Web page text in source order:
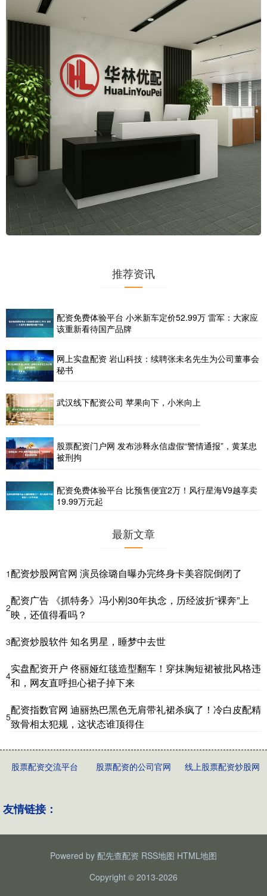
推荐资讯
配资免费体验平台 小米新车定价52.99万 雷军：大家应
该重新看待国产品牌
网上实盘配资 岩山科技：续聘张未名先生为公司董事会
秘书
武汉线下配资公司 苹果向下，小米向上
股票配资门户网 发布涉释永信虚假“警情通报”，黄某忠
被刑拘
配资免费体验平台 比预售便宜2万！风行星海V9越享卖
19.99万元起
最新文章
1配资炒股网官网 演员徐璐自曝办完终身卡美容院倒闭了
2
配资广告 《抓特务》冯小刚30年执念，历经波折“裸奔”上
映，还值得看吗？
3配资炒股软件 知名男星，睡梦中去世
4
实盘配资开户 佟丽娅红毯造型翻车！穿抹胸短裙被批风格违
和，网友直呼担心裙子掉下来
5
配资指数官网 迪丽热巴黑色无肩带礼裙杀疯了！冷白皮配精
致骨相太犯规，这状态谁顶得住
股票配资交流平台 股票配资的公司官网 线上股票配资炒股网
友情链接：
Powered by 配先查配资 RSS地图 HTML地图
Copyright © 2013-2026